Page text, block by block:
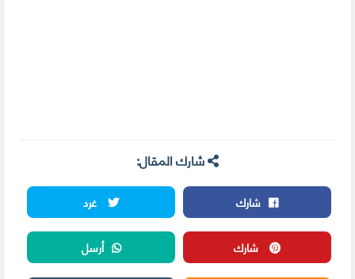
شارك المقال:
شارك
غرد
شارك
أرسل